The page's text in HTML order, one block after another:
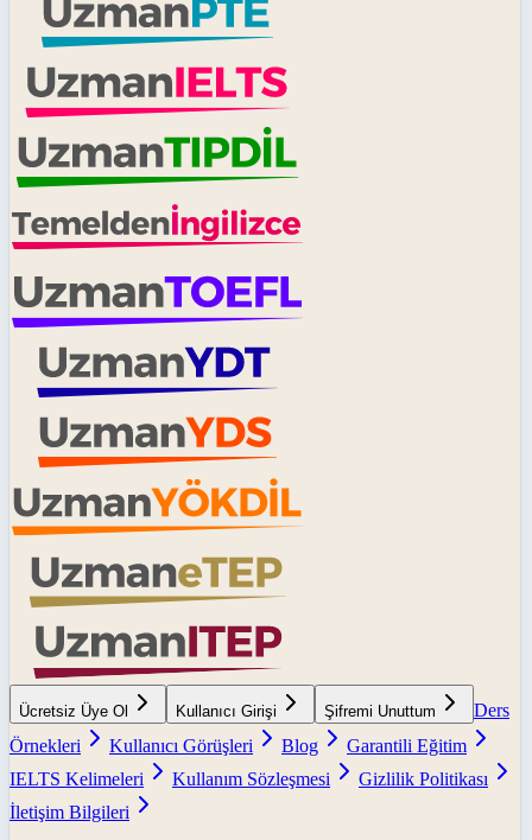
Ücretsiz Üye Ol Kullanıcı Girişi Şifremi Unuttum
Ders
Örnekleri
Kullanıcı Görüşleri Blog
Garantili Eğitim
IELTS Kelimeleri
Kullanım Sözleşmesi
Gizlilik Politikası
İletişim Bilgileri